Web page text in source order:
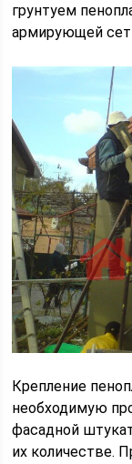
грунтуем
армирующей
Крепление
необходимую
фасадной
их количестве.